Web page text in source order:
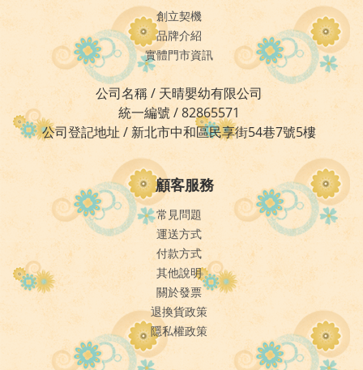
創立契機
品牌介紹
實體門市資訊
公司名稱 / 天晴嬰幼有限公司
統一編號 / 82865571
公司登記地址 / 新北市中和區民享街54巷7號5樓
顧客服務
常見問題
運送方式
付款方式
其他說明
關於發票
退換貨政策
隱私權政策